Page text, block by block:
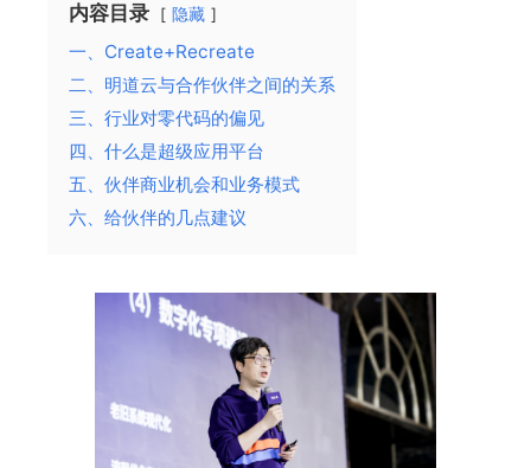
内容目录 隐藏
一、Create+Recreate
二、明道云与合作伙伴之间的关系
三、行业对零代码的偏见
四、什么是超级应用平台
五、伙伴商业机会和业务模式
六、给伙伴的几点建议